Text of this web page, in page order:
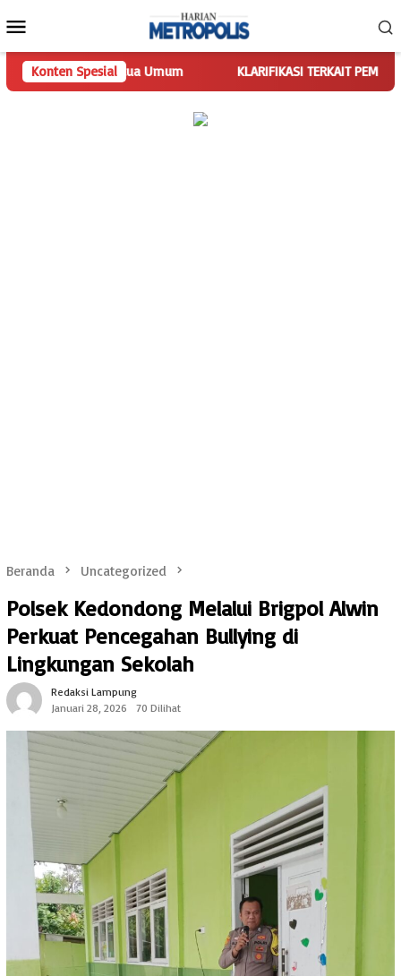
ke
Mobile
Konten Spesial
Tugas Ketua Umum KLARIFIKASI TERKAIT PEMBERITAAN
Beranda Uncategorized
Polsek Kedondong Melalui Brigpol Alwin
Perkuat Pencegahan Bullying di
Lingkungan Sekolah
Redaksi Lampung
Januari 28, 2026
70 Dilihat